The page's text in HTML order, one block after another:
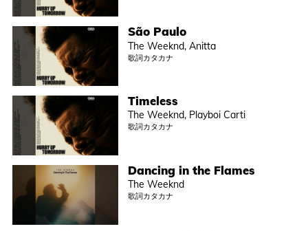
São Paulo
The Weeknd, Anitta
歌詞カタカナ
Timeless
The Weeknd, Playboi Carti
歌詞カタカナ
Dancing in the Flames
The Weeknd
歌詞カタカナ